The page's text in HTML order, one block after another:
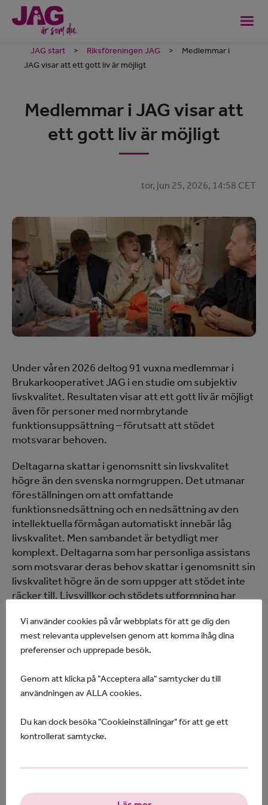
JAG start > Riksföreningen JAG >
Medlemmar i
JAG visar att ett gott liv är möjligt
Medlemmar i JAG visar att
ett gott liv är möjligt
tor, jun 25, 2026, 14:58 CET
Under våren 2026 deltog 91 vuxna medlemmar i
Brukarkooperativet JAG i en studie om subjektiv
livskvalitet. Resultaten visar att ett gott liv är möjligt
även för personer med normbrytande
funktionsuppsättning – förutsatt att stödet
motsvarar behoven.
Deltagarna skattar i genomsnitt sin livskvalitet
högre än den svenska normgruppen. Det utmanar
föreställningen om att omfattande
funktionsnedsättning och en nedsättning av den
intellektuella förmågan automatiskt innebär låg
livskvalitet. Men sambandet är betydligt mer
komplext. Deltagarna som har personliga assistans
som motsvarar deras behov skattar i genomsnitt sin
livskvalitet högre än de som uppger att stödet inte
räcker till. Livsvillkor och stödets utformning har
– Det handlar bland annat om hur engagerad och
inkluderad man känner sig och om man har kontroll
gjort undersökningen.
Självbestämmande ger högre
livskvalitet
Enligt Robert Schalock, en av de mest inflytelserika
Vi använder cookies på vår webbplats för att ge dig den
mest relevanta upplevelsen genom att komma ihåg dina
preferenser och upprepade besök.
Genom att klicka på "Acceptera alla" samtycker du till
användningen av ALLA cookies.
Du kan dock besöka "Cookieinställningar" för att ge ett
kontrollerat samtycke.